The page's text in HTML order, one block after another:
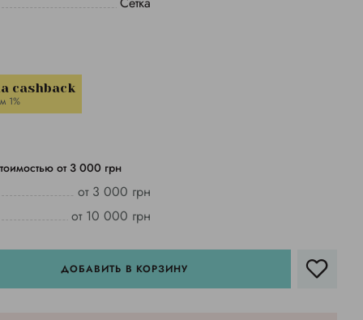
cashback
1%
от 3 000 грн
от 3 000 грн
от 10 000 грн
ДОБАВИТЬ В КОРЗИНУ